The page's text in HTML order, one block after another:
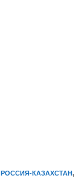
РОССИЯ-КАЗАХСТАН,